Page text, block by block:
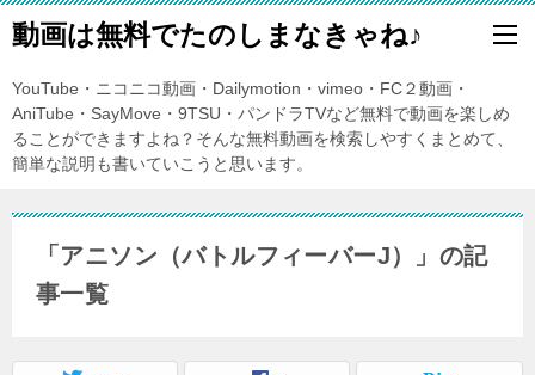
動画は無料でたのしまなきゃね♪
YouTube・ニコニコ動画・Dailymotion・vimeo・FC２動画・
AniTube・SayMove・9TSU・パンドラTVなど無料で動画を楽しめ
ることができますよね？そんな無料動画を検索しやすくまとめて、
簡単な説明も書いていこうと思います。
「アニソン（バトルフィーバーJ）」の記
事一覧